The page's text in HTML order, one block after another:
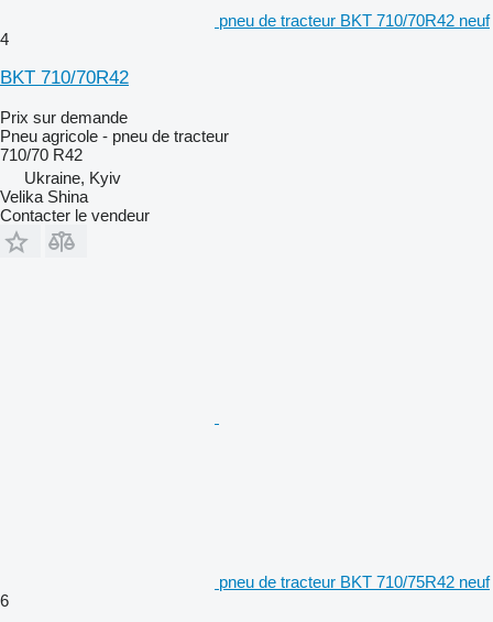
pneu de tracteur BKT 710/70R42 neuf
4
BKT 710/70R42
Prix sur demande
Pneu agricole - pneu de tracteur
710/70 R42
Ukraine, Kyiv
Velika Shina
Contacter le vendeur
pneu de tracteur BKT 710/75R42 neuf
6